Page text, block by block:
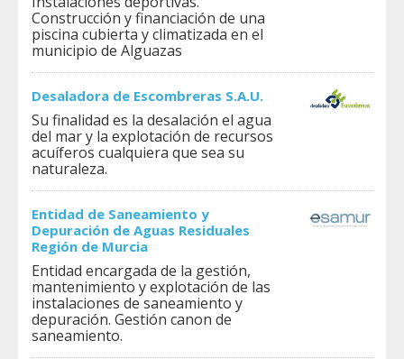
Construcción y financiación de una
piscina cubierta y climatizada en el
municipio de Alguazas
Desaladora de Escombreras S.A.U.
Su finalidad es la desalación el agua
del mar y la explotación de recursos
acuíferos cualquiera que sea su
naturaleza.
Entidad de Saneamiento y
Depuración de Aguas Residuales
Región de Murcia
Entidad encargada de la gestión,
mantenimiento y explotación de las
instalaciones de saneamiento y
depuración. Gestión canon de
saneamiento.